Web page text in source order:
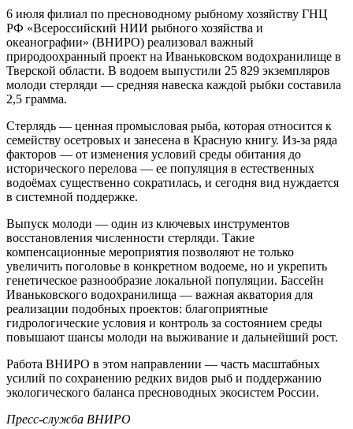
6 июля филиал по пресноводному рыбному хозяйству ГНЦ
РФ «Всероссийский НИИ рыбного хозяйства и
океанографии» (ВНИРО) реализовал важный
природоохранный проект на Иваньковском водохранилище в
Тверской области. В водоем выпустили 25 829 экземпляров
молоди стерляди — средняя навеска каждой рыбки составила
2,5 грамма.
Стерлядь — ценная промысловая рыба, которая относится к
семейству осетровых и занесена в Красную книгу. Из‑за ряда
факторов — от изменения условий среды обитания до
исторического перелова — ее популяция в естественных
водоёмах существенно сократилась, и сегодня вид нуждается
в системной поддержке.
Выпуск молоди — один из ключевых инструментов
восстановления численности стерляди. Такие
компенсационные мероприятия позволяют не только
увеличить поголовье в конкретном водоеме, но и укрепить
генетическое разнообразие локальной популяции. Бассейн
Иваньковского водохранилища — важная акватория для
реализации подобных проектов: благоприятные
гидрологические условия и контроль за состоянием среды
повышают шансы молоди на выживание и дальнейший рост.
Работа ВНИРО в этом направлении — часть масштабных
усилий по сохранению редких видов рыб и поддержанию
экологического баланса пресноводных экосистем России.
Пресс-служба ВНИРО